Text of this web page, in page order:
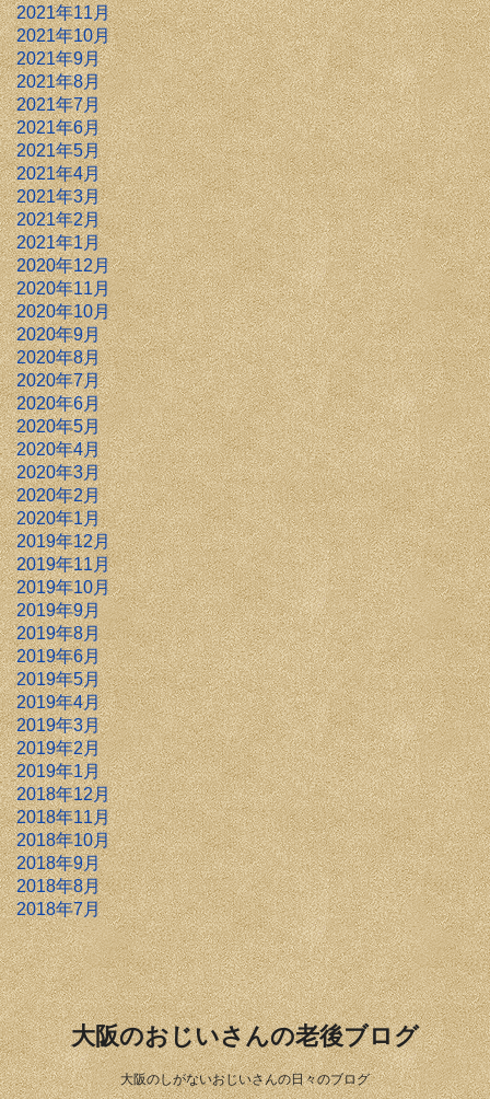
2021年11月
2021年10月
2021年9月
2021年8月
2021年7月
2021年6月
2021年5月
2021年4月
2021年3月
2021年2月
2021年1月
2020年12月
2020年11月
2020年10月
2020年9月
2020年8月
2020年7月
2020年6月
2020年5月
2020年4月
2020年3月
2020年2月
2020年1月
2019年12月
2019年11月
2019年10月
2019年9月
2019年8月
2019年6月
2019年5月
2019年4月
2019年3月
2019年2月
2019年1月
2018年12月
2018年11月
2018年10月
2018年9月
2018年8月
2018年7月
大阪のおじいさんの老後ブログ
大阪のしがないおじいさんの日々のブログ